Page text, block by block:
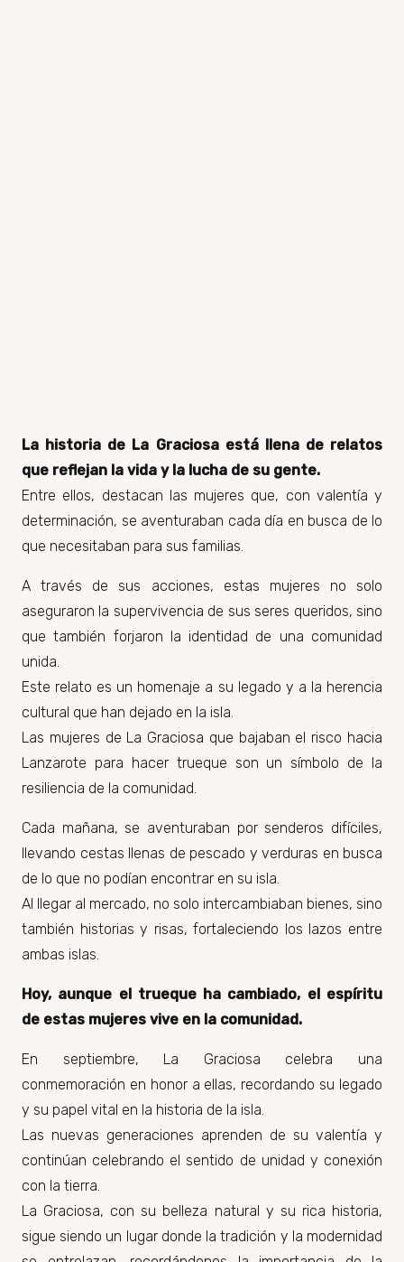
La historia de La Graciosa está llena de relatos
que reflejan la vida y la lucha de su gente.
Entre ellos, destacan las mujeres que, con valentía y
determinación, se aventuraban cada día en busca de lo
que necesitaban para sus familias.
A través de sus acciones, estas mujeres no solo
aseguraron la supervivencia de sus seres queridos, sino
que también forjaron
la identidad de una comunidad
unida.
Este relato es un homenaje a su legado y a la herencia
cultural que han dejado en la isla.
Las mujeres de La Graciosa que bajaban el risco hacia
Lanzarote para hacer trueque son un símbolo de la
resiliencia de la comunidad.
Cada mañana, se aventuraban por senderos difíciles,
llevando cestas llenas de pescado y verduras en busca
de lo que no podían encontrar en su isla.
Al llegar al mercado, no solo intercambiaban bienes, sino
también historias y risas,fortaleciendo
los lazos entre
ambas islas.
Hoy, aunque el trueque ha cambiado, el espíritu
de estas mujeres vive en la comunidad.
En septiembre, La Graciosa celebra una
conmemoración en honor a ellas, recordando su legado
y su papel vital en la historia de la isla.
Las nuevas generaciones aprenden de su valentía y
continúan celebrando el sentido de unidad y conexión
con la tierra.
La Graciosa, con su belleza natural y su rica historia,
sigue siendo un lugar donde latradición y la modernidad